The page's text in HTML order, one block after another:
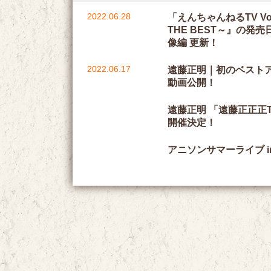
2022.06.28
「えんちゃんねるTV
THE BEST～』の発売
像編 更新！
2022.06.17
遠藤正明｜初のベスト
動画公開！
遠藤正明 「遠藤正正
開催決定！
アニソンサマーライブ